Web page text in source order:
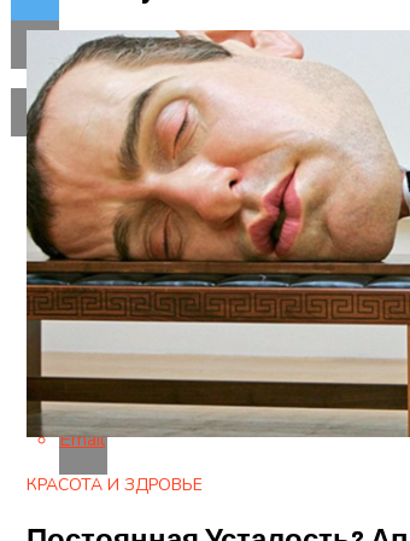
Flipboard
Reddit
Pinterest
Whatsapp
Whatsapp
Email
КРАСОТА И ЗДРОВЬЕ